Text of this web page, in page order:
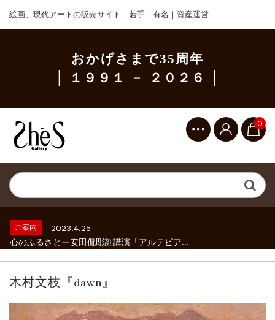
絵画、現代アートの販売サイト｜若手｜有名｜資産運営
おかげさまで35周年
│ １９９１ － ２０２６ │
0
ご案内
2023.2.25
ギャラリーシーズ「秋の美術散歩 京都・大...
砂澤ビッキ展 －砂澤ビッキの生きた時代－...
ご案内
2023.4.25
心のふるさとー安田侃彫刻講演「アルテピア...
ご案内
2023.2.25
砂澤ビッキ展 －砂澤ビッキの生きた時代－...
心のふるさとー安田侃彫刻講演「アルテピア...
木村文枝『dawn』